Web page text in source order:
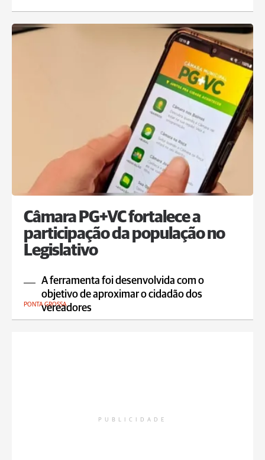
Câmara PG+VC fortalece a
participação da população no
Legislativo
A ferramenta foi desenvolvida com o
objetivo de aproximar o cidadão dos
vereadores
PONTA GROSSA
PUBLICIDADE